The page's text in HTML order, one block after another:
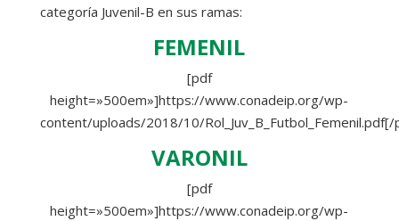
categoría Juvenil-B en sus ramas:
FEMENIL
[pdf
height=»500em»]https://www.conadeip.org/wp-
content/uploads/2018/10/
VARONIL
[pdf
height=»500em»]https://www.conadeip.org/wp-